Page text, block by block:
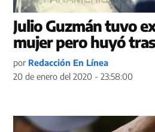
Julio Guzmán tuvo
mujer pero huyó
por Redacción En Línea
20 de enero del 2020 - 23:58:00